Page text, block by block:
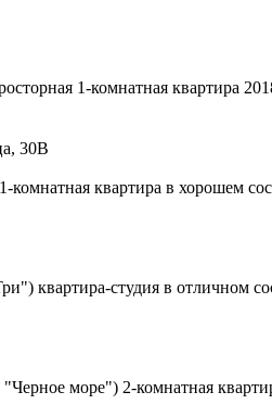
1-комнатная квартира
30В
квартира в хорошем
квартира-студия в отличном
море") 2-комнатная